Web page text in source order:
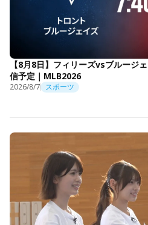
【8月8日】フィリーズvsブルージ
信予定｜MLB2026
2026/8/7 スポーツ